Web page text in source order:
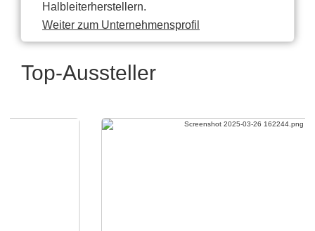
Halbleiterherstellern.
Weiter zum Unternehmensprofil
Top-Aussteller